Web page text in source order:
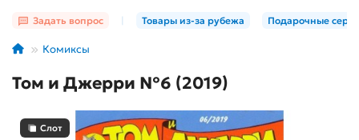
Задать вопрос Товары из-за рубежа Подарочные
Комиксы
Том и Джерри №6 (2019)
Слот